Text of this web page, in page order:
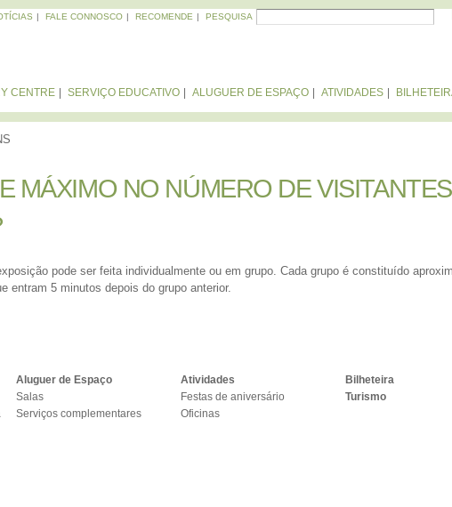
Passar
FORMULÁRIO DE
FALE CONNOSCO RECOMENDE PESQUISA
CENTRE SERVIÇO EDUCATIVO ALUGUER DE ESPAÇO ATIVIDADES
MÁXIMO NO NÚMERO DE
MÁXIMO NO NÚMERO DE
pode ser feita individualmente ou em grupo. Cada grupo é constituído
entram 5 minutos depois do grupo anterior.
Aluguer de Espaço
Salas
Serviços complementares
Atividades
Festas de aniversário
Oficinas
Bilheteira
Turismo